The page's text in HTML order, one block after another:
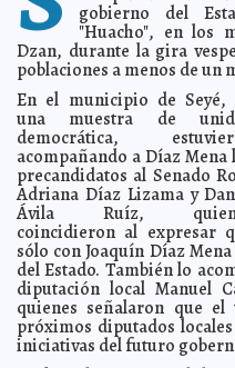
Nieto Lois Izquierdo
2012-01-11 13:01:20 En el PAN
Sánchez Camargo Guillermo Barrera
2012-01-11 12:12:37 Rebasó Tulum el
2012-01-11 12:08:17 Es necesario
nueva estrategia: Creel Miranda
2012-01-11 12:04:00 "Quiero ser el
Santiago Creel Miranda A7
2012-01-11 11:42:41 El remozamiento
Fernandez
2012-01-11 10:02:40 Vamos a
diferente: Doctor Manuel Díaz
2012-01-11 09:16:29 Tercer Balón de
2012-01-11 09:12:42 Leopardo mató a
2012-01-11 09:09:43 Descubren a la
gobierno del
"Huacho", en los
Dzan, durante la gira
poblaciones a menos de un
En el municipio de Seyé,
una muestra de
democrática,
acompañando a Díaz Mena
precandidatos al Senado
Adriana Díaz Lizama y
Ávila Ruíz,
coincidieron al expresar
sólo con Joaquín Díaz
del Estado. También lo
diputación local Manuel
quienes señalaron que
próximos diputados
iniciativas del futuro